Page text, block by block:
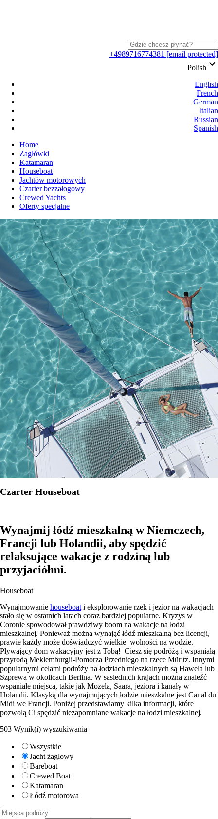
+4989716774381 [email protected]
Polish keyboard_arrow_down
English
French
German
Italian
Russian
Spanish
Home
Zagłówki
Katamaran
Houseboat
Jachtów motorowych
Czarter bezzałogowy
Crewed Yachts
Oferty specjalne
Czarter Houseboat
Wynajmij łódź mieszkalną w Niemczech,
Francji lub Holandii, aby spędzić
relaksujące wakacje z rodziną lub
przyjaciółmi.
Houseboat
Wynajmowanie houseboat i eksplorowanie rzek i jezior na wakacjach
stało się w ostatnich latach coraz bardziej popularne. Kryzys w
Coronie spowodował prawdziwy boom na wakacje na łodzi
mieszkalnej. Ponieważ można wynająć łódź mieszkalną bez licencji,
prawie każdy może doświadczyć wielkiej wolności na wodzie.
Pływający dom wakacyjny jest z Tobą! Ciesz się podróżą i wspaniałą
przyrodą Meklemburgii-Pomorza Przedniego na rzece Müritz. Innymi
popularnymi celami podróży na łodziach mieszkalnych są Hawela lub
Szprewa w okolicach Berlina. W sąsiednich krajach można znaleźć
wspaniałe miejsca, takie jak Mozela, Saara, jeziora i kanały w
Holandii. Klasyką dla wynajmujących łodzie mieszkalne jest Canal du
Midi we Francji. Poniżej przedstawiamy kilka informacji, które
pozwolą Ci spędzić niezapomniane wakacje na łodzi mieszkalnej.
503 Wynik(i) wyszukiwania
Wszystkie
Jacht żaglowy
Bareboat
Crewed Boat
Katamaran
Łódź motorowa